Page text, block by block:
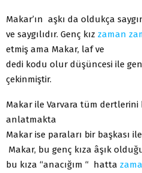
Makar’ın aşkı da oldukça
ve saygılıdır. Genç kız zaman
etmiş ama Makar, laf ve
dedi kodu olur düşüncesi ile
çekinmiştir.
Makar ile Varvara tüm
anlatmakta
Makar ise paraları bir başkası
Makar, bu genç kıza âşık
bu kıza “anacığım “ hatta